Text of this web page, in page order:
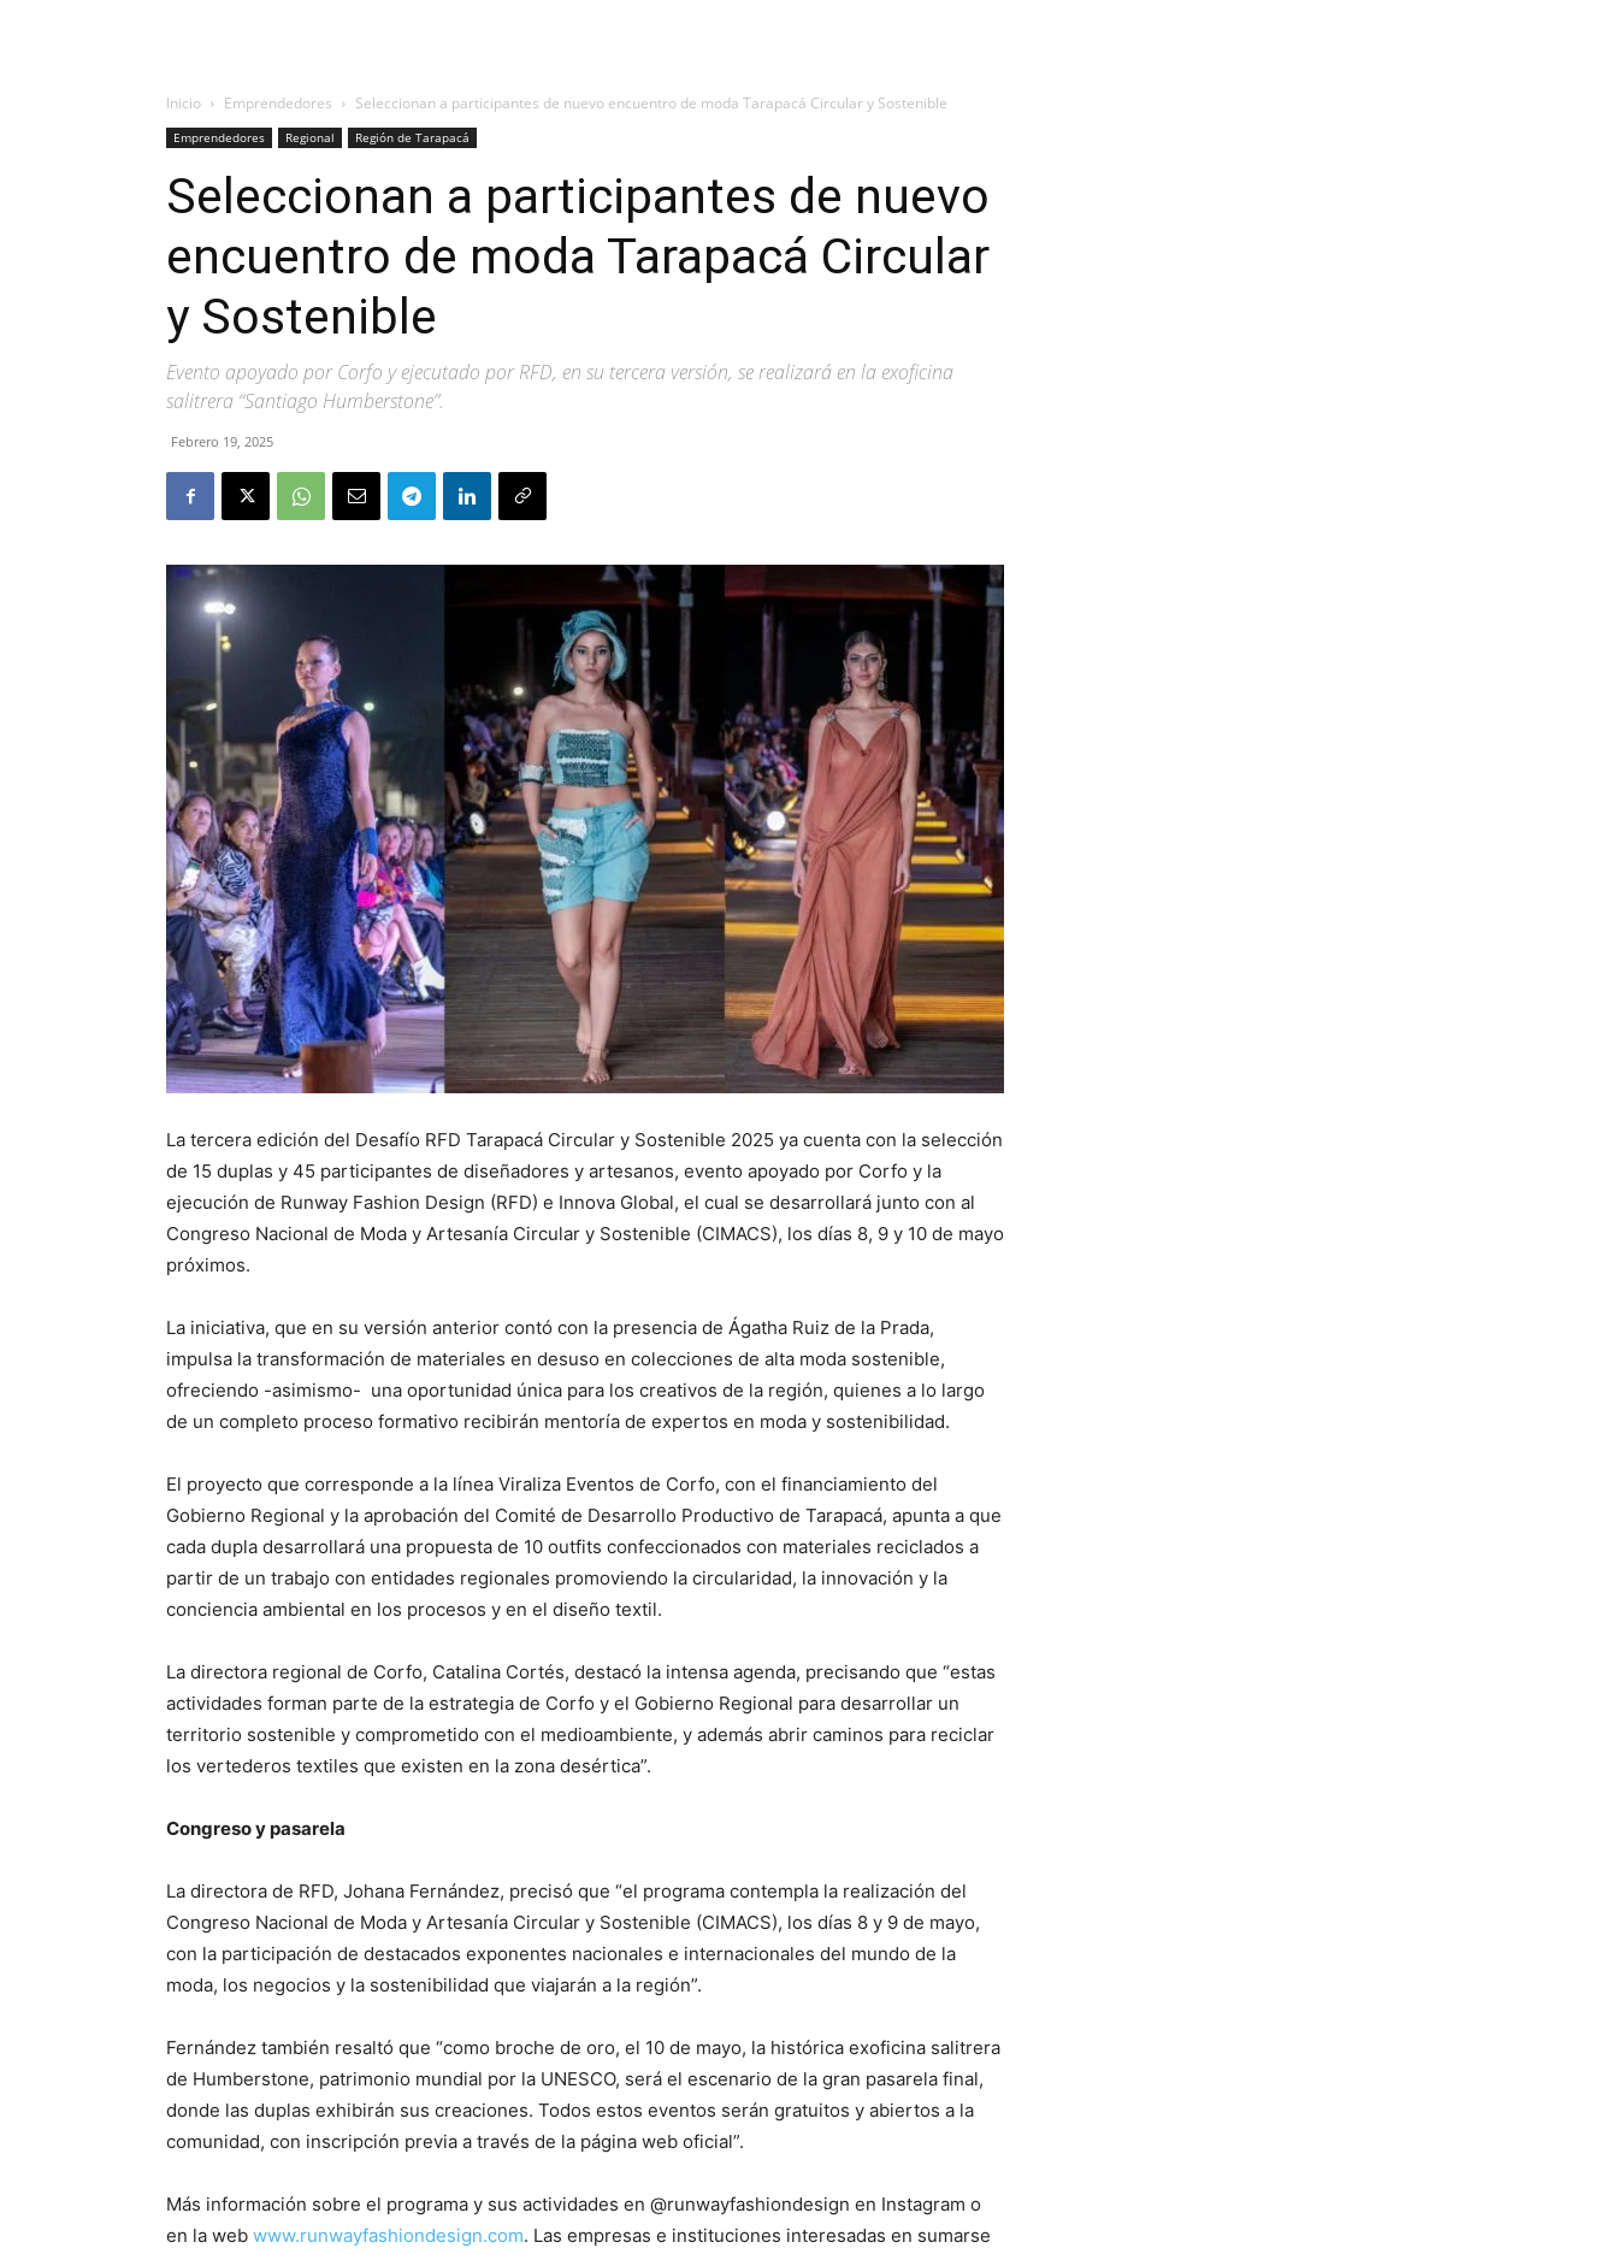
Inicio Emprendedores Seleccionan a participantes de nuevo encuentro de moda Tarapacá Circular y Sostenible
Emprendedores Regional Región de Tarapacá
Seleccionan a participantes de nuevo
encuentro de moda Tarapacá Circular
y Sostenible
Evento apoyado por Corfo y ejecutado por RFD, en su tercera versión, se realizará en la exoficina
salitrera “Santiago Humberstone”.
Febrero 19, 2025
La tercera edición del Desafío RFD Tarapacá Circular y Sostenible 2025 ya cuenta con la selección
de 15 duplas y 45 participantes de diseñadores y artesanos, evento apoyado por Corfo y la
ejecución de Runway Fashion Design (RFD) e Innova Global, el cual se desarrollará junto con al
Congreso Nacional de Moda y Artesanía Circular y Sostenible (CIMACS), los días 8, 9 y 10 de mayo
próximos.
La iniciativa, que en su versión anterior contó con la presencia de Ágatha Ruiz de la Prada,
impulsa la transformación de materiales en desuso en colecciones de alta moda sostenible,
ofreciendo -asimismo- una oportunidad única para los creativos de la región, quienes a lo largo
de un completo proceso formativo recibirán mentoría de expertos en moda y sostenibilidad.
El proyecto que corresponde a la línea Viraliza Eventos de Corfo, con el financiamiento del
Gobierno Regional y la aprobación del Comité de Desarrollo Productivo de Tarapacá, apunta a que
cada dupla desarrollará una propuesta de 10 outfits confeccionados con materiales reciclados a
partir de un trabajo con entidades regionales promoviendo la circularidad, la innovación y la
conciencia ambiental en los procesos y en el diseño textil.
La directora regional de Corfo, Catalina Cortés, destacó la intensa agenda, precisando que “estas
actividades forman parte de la estrategia de Corfo y el Gobierno Regional para desarrollar un
territorio sostenible y comprometido con el medioambiente, y además abrir caminos para reciclar
los vertederos textiles que existen en la zona desértica”.
Congreso y pasarela
La directora de RFD, Johana Fernández, precisó que “el programa contempla la realización del
Congreso Nacional de Moda y Artesanía Circular y Sostenible (CIMACS), los días 8 y 9 de mayo,
con la participación de destacados exponentes nacionales e internacionales del mundo de la
moda, los negocios y la sostenibilidad que viajarán a la región”.
Fernández también resaltó que “como broche de oro, el 10 de mayo, la histórica exoficina salitrera
de Humberstone, patrimonio mundial por la UNESCO, será el escenario de la gran pasarela final,
donde las duplas exhibirán sus creaciones. Todos estos eventos serán gratuitos y abiertos a la
comunidad, con inscripción previa a través de la página web oficial”.
Más información sobre el programa y sus actividades en @runwayfashiondesign en Instagram o
en la web www.runwayfashiondesign.com. Las empresas e instituciones interesadas en sumarse